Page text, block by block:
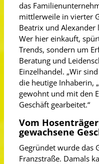
das
mittlerweile in vierter
Beatrix und Alexander
Wer hier einkauft,
Trends, sondern um
Beratung und
Einzelhandel. „Wir
die heutige Inhaberin,
gewohnt und mit den
Geschäft gearbeitet.“
Vom
gewachsene
Gegründet wurde das
Franzstraße. Damals